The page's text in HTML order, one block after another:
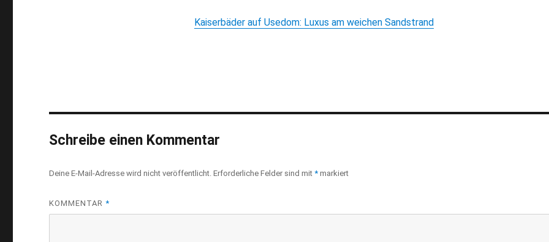
Kaiserbäder auf Usedom: Luxus am weichen Sandstrand
Schreibe einen Kommentar
Deine E-Mail-Adresse wird nicht veröffentlicht. Erforderliche Felder sind mit* markiert
KOMMENTAR*